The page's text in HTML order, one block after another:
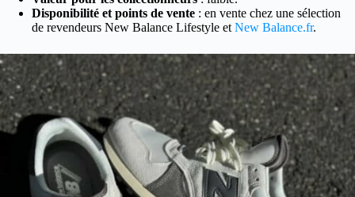
Disponibilité et points de vente : en vente chez une sélection
de revendeurs New Balance Lifestyle et New Balance.fr.